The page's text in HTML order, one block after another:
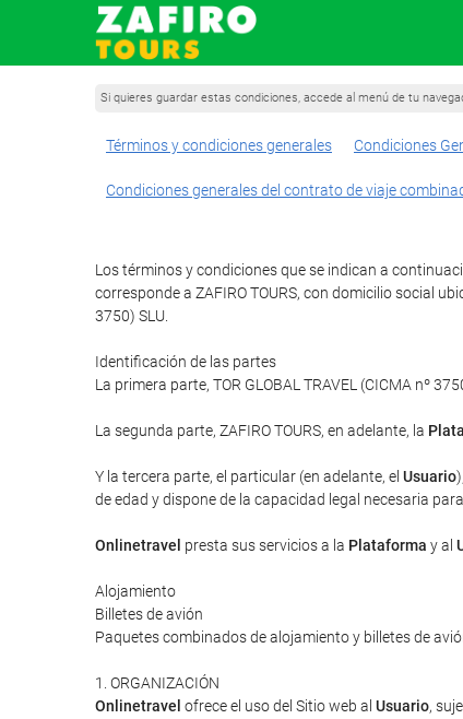
Si quieres guardar estas condiciones, accede al menú de tu
Términos y condiciones generales Condiciones
Condiciones generales del contrato de viaje
Los términos y condiciones que se indican a
corresponde a ZAFIRO TOURS, con domicilio social
3750) SLU.
Identificación de las partes
La primera parte, TOR GLOBAL TRAVEL (CICMA nº
La segunda parte, ZAFIRO TOURS, en adelante, la
Y la tercera parte, el particular (en adelante, el Usuario
de edad y dispone de la capacidad legal necesaria
Onlinetravel presta sus servicios a la Plataforma y al
Alojamiento
Billetes de avión
Paquetes combinados de alojamiento y billetes de
1. ORGANIZACIÓN
Onlinetravel ofrece el uso del Sitio web al Usuario,